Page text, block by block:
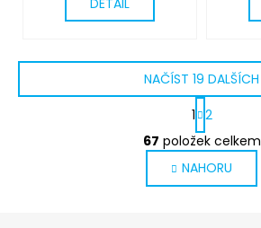
DETAIL
O
v
l
á
NAČÍST 19 DALŠÍCH
S
t
r
á
n
k
1 2
67 položek celkem
NAHORU